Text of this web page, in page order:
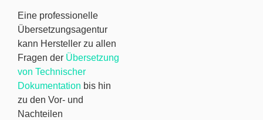
Eine professionelle
Übersetzungsagentur
kann Hersteller zu allen
Fragen der Übersetzung
von Technischer
Dokumentation bis hin
zu den Vor- und
Nachteilen